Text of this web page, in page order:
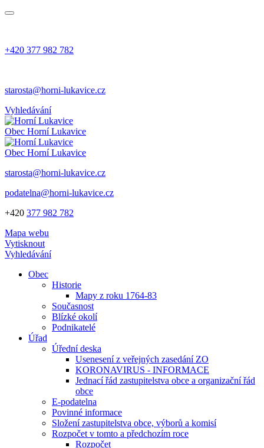
+420 377 982 782
starosta@horni-lukavice.cz
Vyhledávání
Obec Horní Lukavice
Obec Horní Lukavice
starosta@horni-lukavice.cz
podatelna@horni-lukavice.cz
+420 377 982 782
Mapa webu
Vytisknout
Vyhledávání
Obec
Historie
Mapy z roku 1764-83
Současnost
Blízké okolí
Podnikatelé
Úřad
Úřední deska
Usenesení z veřejných zasedání ZO
KORONAVIRUS - INFORMACE
Jednací řád zastupitelstva obce a organizační řád
obce
E-podatelna
Povinné informace
Složení zastupitelstva obce, výborů a komisí
Rozpočet v tomto a předchozím roce
Rozpočet